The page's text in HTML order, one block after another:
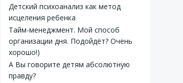
Детский психоанализ как метод
исцеления ребенка
Тайм-менеджмент. Мой способ
организации дня. Подойдёт? Очень
хорошо!)
А Вы говорите детям абсолютную
правду?